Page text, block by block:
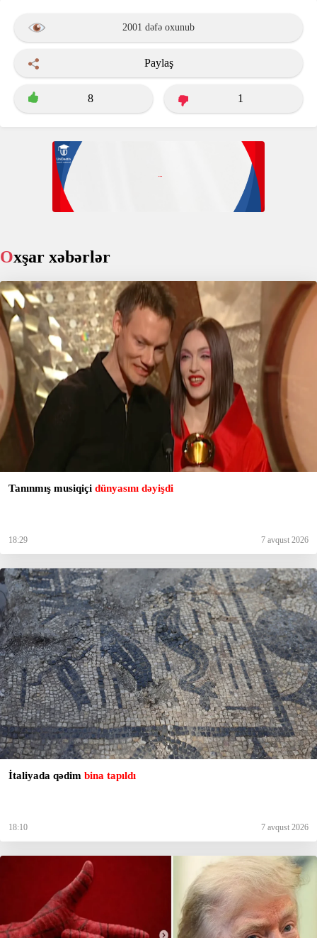
2001 dəfə oxunub
Paylaş
8 1
Oxşar xəbərlər
Tanınmış musiqiçi dünyasını dəyişdi
18:29 7 avqust 2026
İtaliyada qədim bina tapıldı
18:10 7 avqust 2026